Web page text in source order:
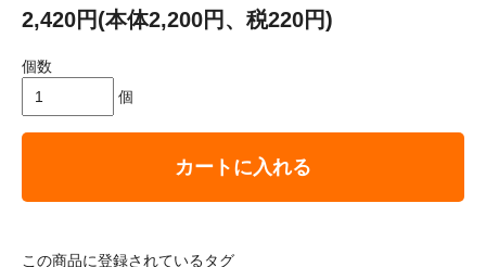
2,420円(本体2,200円、税220円)
個数
個
カートに入れる
この商品に登録されているタグ